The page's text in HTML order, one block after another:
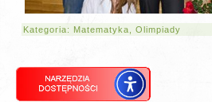
Kategoria: Matematyka ,Olimpiady